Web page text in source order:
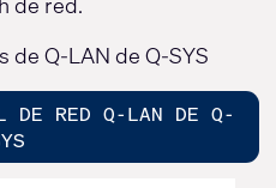
de Q-LAN de Q-SYS
DE RED Q-LAN DE Q-